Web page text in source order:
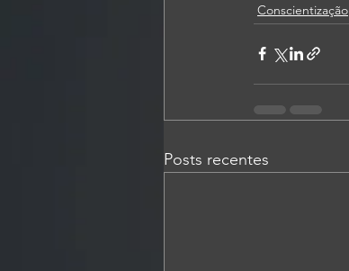
Conscientização
Posts recentes